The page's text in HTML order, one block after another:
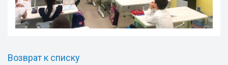
Возврат к списку